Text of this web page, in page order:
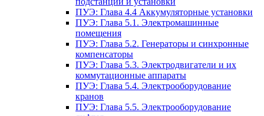
ПУЭ: Глава 4.4 Аккумуляторные установки
ПУЭ: Глава 5.1. Электромашинные
помещения
ПУЭ: Глава 5.2. Генераторы и синхронные
компенсаторы
ПУЭ: Глава 5.3. Электродвигатели и их
коммутационные аппараты
ПУЭ: Глава 5.4. Электрооборудование
кранов
ПУЭ: Глава 5.5. Электрооборудование